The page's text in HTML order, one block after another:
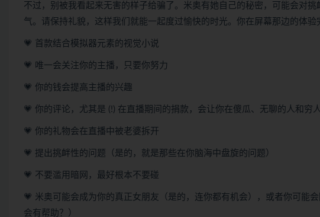
不过，别被我看起来无害的样子给骗了。米奥有她自己的秘密，可能会对
气。请保持礼貌，这样我们就能一起度过愉快的时光。你在屏幕那边的体验
💗 首款结合模拟器元素的视觉小说
💗 唯一会关注你的主播，只要你努力
💗 你的钱会提高主播的兴趣
💗 你的评论，尤其是 (!) 在直播期间的捐款，会让你在傻瓜、无聊的人和穷
💗 你的礼物会在直播中被老婆拆开
💗 提出挑衅性的问题（是的，就是那些在你脑海中盘旋的问题）
💗 不要滥用暗网，最好根本不要碰
💗 米奥可能会成为你的真正女朋友（是的，连你都有机会），或者你可能
会有帮助？）